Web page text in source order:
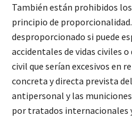
También están prohibidos
principio de
desproporcionado si puede
accidentales de vidas civiles
civil que serían excesivos en
concreta y directa prevista
antipersonal y las
por tratados internacionales